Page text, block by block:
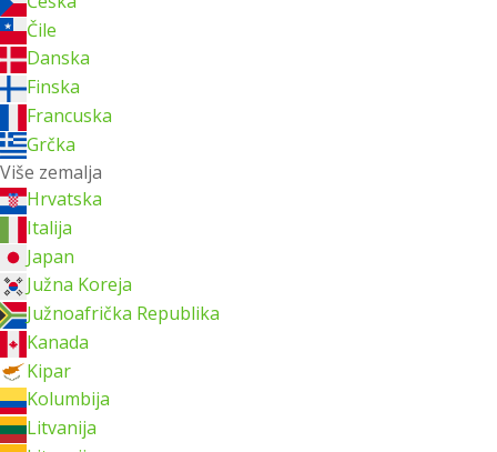
Čile
Danska
Finska
Francuska
Grčka
Više zemalja
Hrvatska
Italija
Japan
Južna Koreja
Južnoafrička Republika
Kanada
Kipar
Kolumbija
Litvanija